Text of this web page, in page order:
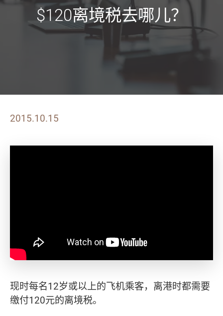
$120离境税去哪儿？
2015.10.15
现时每名12岁或以上的飞机乘客，离港时都需要
缴付120元的离境税。